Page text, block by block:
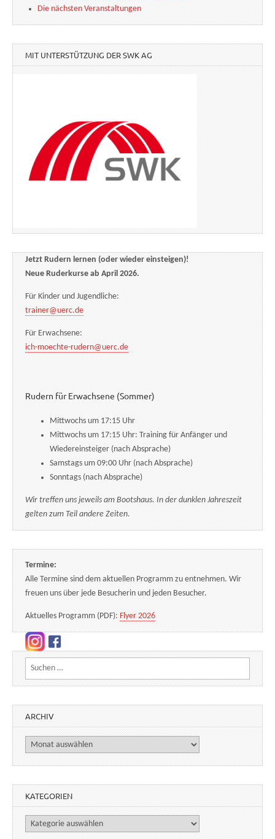
Die nächsten Veranstaltungen
MIT UNTERSTÜTZUNG DER SWK AG
Jetzt Rudern lernen (oder wieder einsteigen)!
Neue Ruderkurse ab April 2026.
Für Kinder und Jugendliche:
trainer@uerc.de
Für Erwachsene:
ich-moechte-rudern@uerc.de
Rudern für Erwachsene (Sommer)
Mittwochs um 17:15 Uhr
Mittwochs um 17:15 Uhr: Training für Anfänger und
Wiedereinsteiger (nach Absprache)
Samstags um 09:00 Uhr (nach Absprache)
Sonntags (nach Absprache)
Wir treffen uns jeweils am Bootshaus. In der dunklen Jahreszeit
gelten zum Teil andere Zeiten.
Termine:
Alle Termine sind dem aktuellen Programm zu entnehmen. Wir
freuen uns über jede Besucherin und jeden Besucher.
Aktuelles Programm (PDF): Flyer 2026
Suchen nach:
ARCHIV
Archiv
KATEGORIEN
Kategorien